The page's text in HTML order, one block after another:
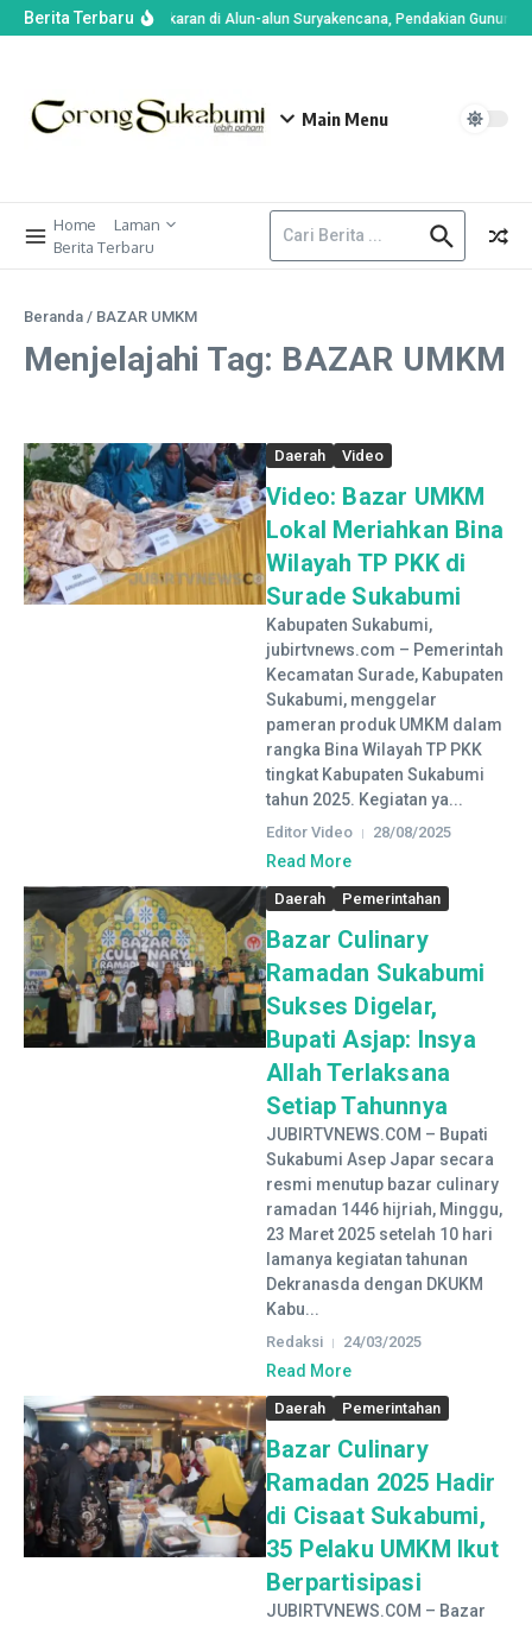
Berita TerbaruImbas Kebakaran di Alun-alun Suryakencana, Pendakian Gunung
Main Menu
Home
Laman
Berita Terbaru
Beranda / BAZAR UMKM
Menjelajahi Tag: BAZAR UMKM
Daerah Video
Video: Bazar UMKM
Lokal Meriahkan Bina
Wilayah TP PKK di
Surade Sukabumi
Kabupaten Sukabumi,
jubirtvnews.com – Pemerintah
Kecamatan Surade, Kabupaten
Sukabumi, menggelar
pameran produk UMKM dalam
rangka Bina Wilayah TP PKK
tingkat Kabupaten Sukabumi
tahun 2025. Kegiatan ya...
Editor Video 28/08/2025
Read More
Daerah Pemerintahan
Bazar Culinary
Ramadan Sukabumi
Sukses Digelar,
Bupati Asjap: Insya
Allah Terlaksana
Setiap Tahunnya
JUBIRTVNEWS.COM – Bupati
Sukabumi Asep Japar secara
resmi menutup bazar culinary
ramadan 1446 hijriah, Minggu,
23 Maret 2025 setelah 10 hari
lamanya kegiatan tahunan
Dekranasda dengan DKUKM
Kabu...
Redaksi 24/03/2025
Read More
Daerah Pemerintahan
Bazar Culinary
Ramadan 2025 Hadir
di Cisaat Sukabumi,
35 Pelaku UMKM Ikut
Berpartisipasi
JUBIRTVNEWS.COM – Bazar